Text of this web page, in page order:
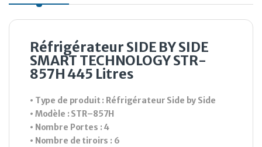
Réfrigérateur SIDE BY SIDE
SMART TECHNOLOGY STR-
857H 445 Litres
• Type de produit : Réfrigérateur Side by Side
• Modèle : STR–857H
• Nombre Portes : 4
• Nombre de tiroirs : 6